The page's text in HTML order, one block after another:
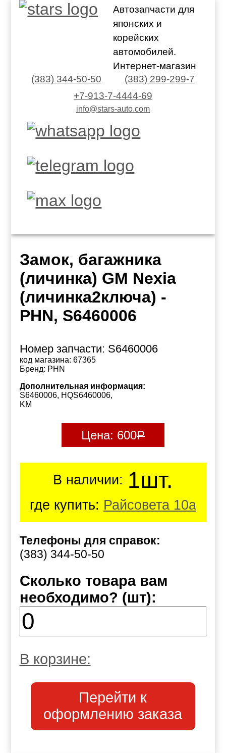
Автозапчасти для
японских и
корейских
автомобилей.
Интернет-магазин
(383) 344-50-50
(383) 299-299-7
+7-913-7-4444-69
info@stars-auto.com
Замок, багажника
(личинка) GM Nexia
(личинка2ключа) -
PHN, S6460006
Номер запчасти: S6460006
код магазина: 67365
Бренд: PHN
Дополнительная информация:
S6460006, HQS6460006,
KM
Цена: 600Р
В наличии: 1шт.
где купить: Райсовета 10а
Телефоны для справок:
(383) 344-50-50
Сколько товара вам
необходимо? (шт):
В корзине:
Перейти к
оформлению заказа